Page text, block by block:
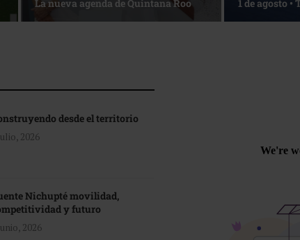
La nueva agenda de Quintana Roo 1 de agosto •
desde el territorio
2026
Nichupté movilidad,
y futuro
2026